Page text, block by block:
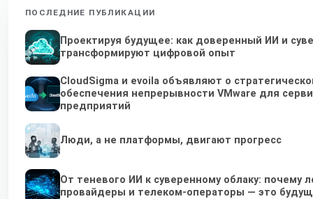
ПОСЛЕДНИЕ ПУБЛИКАЦИИ
Проектируя будущее: как доверенный ИИ и
трансформируют цифровой опыт
CloudSigma и evoila объявляют о
обеспечения непрерывности VMware для
предприятий
Люди, а не платформы, двигают прогресс
От теневого ИИ к суверенному облаку: почему
провайдеры и телеком-операторы — это